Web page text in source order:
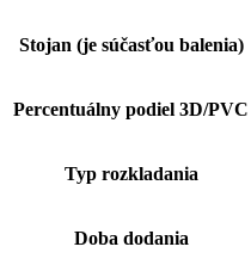
Stojan (je súčasťou balenia)
Percentuálny podiel 3D/PVC
Typ rozkladania
Doba dodania